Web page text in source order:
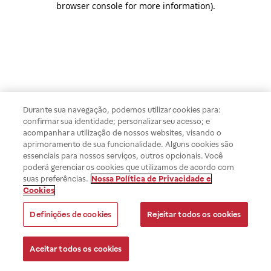
browser console for more information).
Durante sua navegação, podemos utilizar cookies para:
confirmar sua identidade; personalizar seu acesso; e
acompanhar a utilização de nossos websites, visando o
aprimoramento de sua funcionalidade. Alguns cookies são
essenciais para nossos serviços, outros opcionais. Você
poderá gerenciar os cookies que utilizamos de acordo com
suas preferências. Nossa Política de Privacidade e
Cookies
Definições de cookies Rejeitar todos os cookies
Aceitar todos os cookies